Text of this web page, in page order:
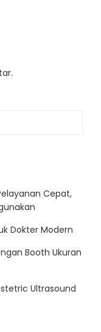
Cepat,
Dokter Modern
Booth Ukuran
Ultrasound